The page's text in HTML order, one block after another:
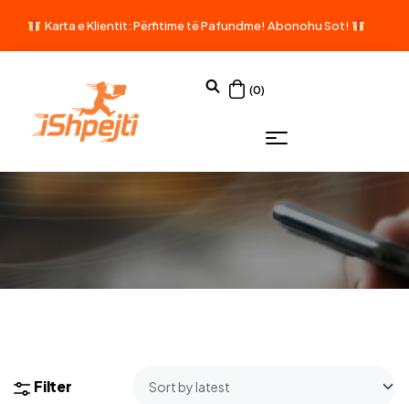
Karta e Klientit: Përfitime të Pafundme! Abonohu Sot!
(0)
Filter